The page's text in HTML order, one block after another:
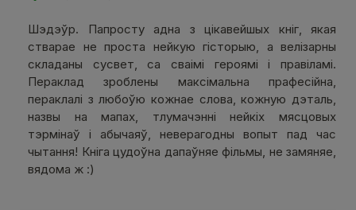
Шэдэўр. Папросту адна з цікавейшых кніг, якая
стварае не проста нейкую гісторыю, а велізарны
складаны сусвет, са сваімі героямі і правіламі.
Пераклад зроблены максімальна прафесійна,
пераклалі з любоўю кожнае слова, кожную дэталь,
назвы на мапах, тлумачэнні нейкіх мясцовых
тэрмінаў і абычаяў, неверагодны вопыт пад час
чытання! Кніга цудоўна дапаўняе фільмы, не замяняе,
вядома ж :)